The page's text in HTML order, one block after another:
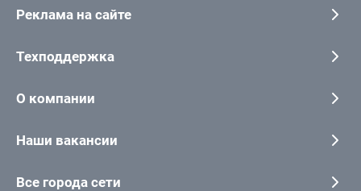
Реклама на сайте
Техподдержка
О компании
Наши вакансии
Все города сети